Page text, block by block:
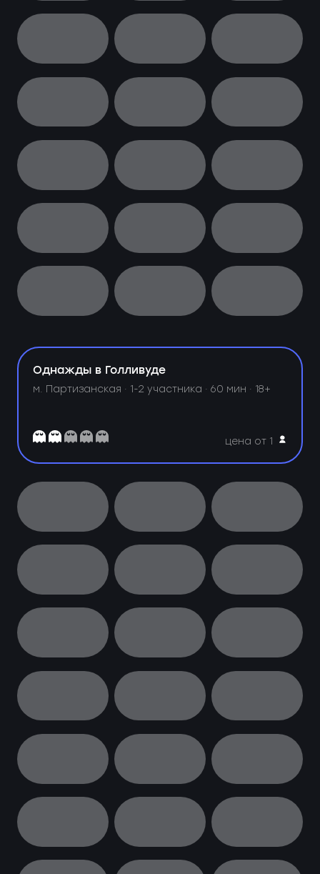
Однажды в Голливуде
м. Партизанская · 1-2 участника · 60 мин · 18+
цена от 1